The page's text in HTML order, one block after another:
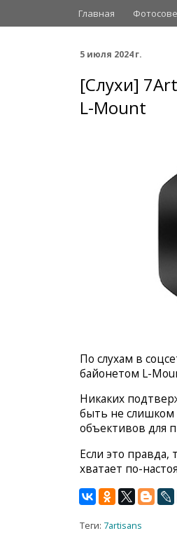
Главная
5 июля 2024 г.
[Слухи]
L-Mount
По слухам в
байонетом L-
Никаких
быть не слишком
объективов для
Если это правда,
хватает по-
Теги: 7artisans